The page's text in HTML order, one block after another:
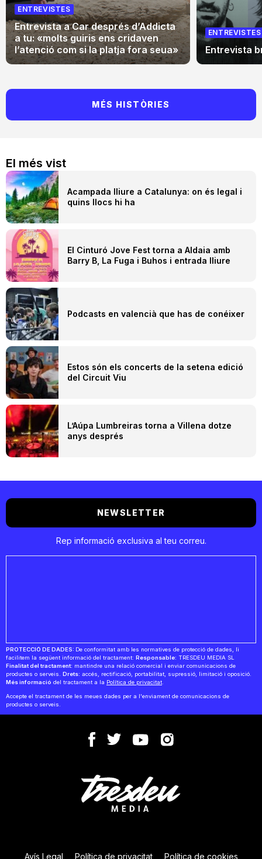
El més vist
Acampada lliure a Catalunya: on és legal i
quins llocs hi ha
El Cinturó Jove Fest torna a Aldaia amb
Barry B, La Fuga i Buhos i entrada lliure
Podcasts en valencià que has de conéixer
Estos són els concerts de la setena edició
del Circuit Viu
L’Aúpa Lumbreiras torna a Villena dotze
anys després
ENTREVISTES
Entrevista a Car després d’Addicta
a tu: «molts guiris ens cridaven
l’atenció com si la platja fora seua»
ENTREVISTES
Entrevista
MÉS HISTÒRIES
NEWSLETTER
Rep informació exclusiva al teu correu.
PROTECCIÓ DE DADES: De conformitat amb les normatives de protecció de dades, li
facilitem la següent informació del tractament: Responsable: TRESDEU MEDIA SL
Finalitat del tractament: mantindre una relació comercial i enviar comunicacions de
productes o serveis. Drets: accés, rectificació, portabilitat, supressió, limitació i oposició.
Més informació del tractament a la Política de privacitat.
Accepte el tractament de les meues dades per a l'enviament de comunicacions de
productes o serveis.
Avís Legal Política de privacitat Política de cookies